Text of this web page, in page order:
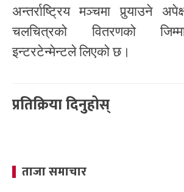
अन्तर्राष्ट्रिय मञ्चमा पुर्‍याउने
चलचित्रको वितरणको
इन्टरटेन्मेन्टले लिएको छ।
प्रतिक्रिया दिनुहोस्
ताजा समाचार